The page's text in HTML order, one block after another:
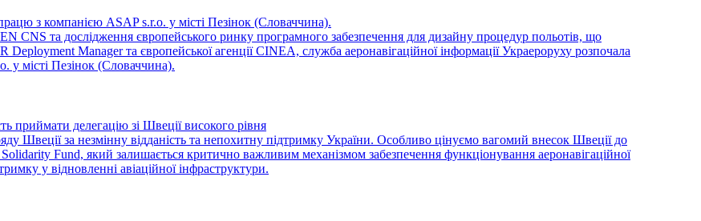
з компанією ASAP s.r.o. у місті Пезінок (Словаччина).
CNS та дослідження європейського ринку програмного забезпечення для дизайну процедур польотів, що
Deployment Manager та європейської агенції CINEA, служба аеронавігаційної інформації Украероруху розпочала
у місті Пезінок (Словаччина).
приймати делегацію зі Швеції високого рівня
Швеції за незмінну відданість та непохитну підтримку України. Особливо цінуємо вагомий внесок Швеції до
Fund, який залишається критично важливим механізмом забезпечення функціонування аеронавігаційної
у відновленні авіаційної інфраструктури.